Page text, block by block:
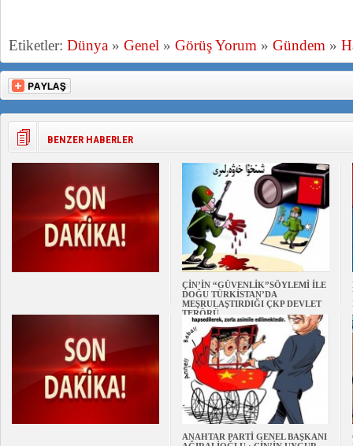
Etiketler: Dünya » Genel » Görüş Yorum » Gündem »
BENZER HABERLER
ÇİN’İN “GÜVENLİK”SÖYLEMİ İLE
DOĞU TÜRKİSTAN’DA
MEŞRULAŞTIRDIĞI ÇKP DEVLET
TERÖRÜ
ANAHTAR PARTİ GENEL BAŞKANI